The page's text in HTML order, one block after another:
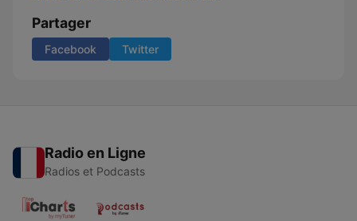
Partager
Facebook Twitter
Radio en Ligne
Radios et Podcasts